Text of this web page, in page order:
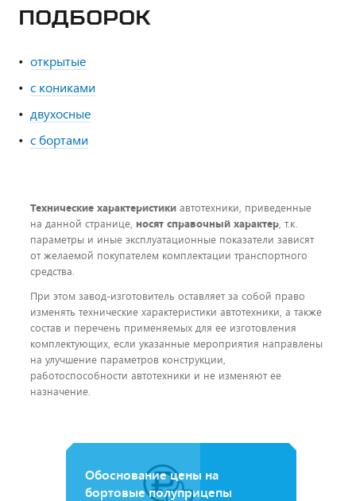
ПОДБОРОК
открытые
с кониками
двухосные
с бортами
Технические характеристики автотехники, приведенные
на данной странице, носят справочный характер , т.к.
параметры и иные эксплуатационные показатели зависят
от желаемой покупателем комплектации транспортного
средства.
При этом завод-изготовитель оставляет за собой право
изменять технические характеристики автотехники, а также
состав и перечень применяемых для ее изготовления
комплектующих, если указанные мероприятия направлены
на улучшение параметров конструкции,
работоспособности автотехники и не изменяют ее
назначение.
Обоснование цены на
бортовые полуприцепы